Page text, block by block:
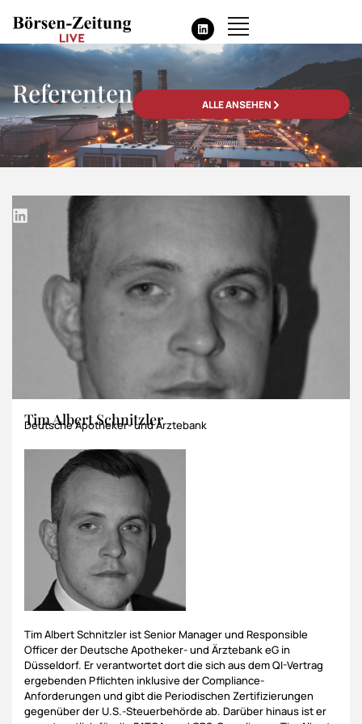
Referenten ALLE ANSEHEN
Tim Albert Schnitzler
Deutsche Apotheker- und Ärztebank
Tim Albert Schnitzler ist Senior Manager und Responsible
Officer der Deutsche Apotheker- und Ärztebank eG in
Düsseldorf. Er verantwortet dort die sich aus dem QI-Vertrag
ergebenden Pflichten inklusive der Compliance-
Anforderungen und gibt die Periodischen Zertifizierungen
gegenüber der U.S.-Steuerbehörde ab. Darüber hinaus ist er